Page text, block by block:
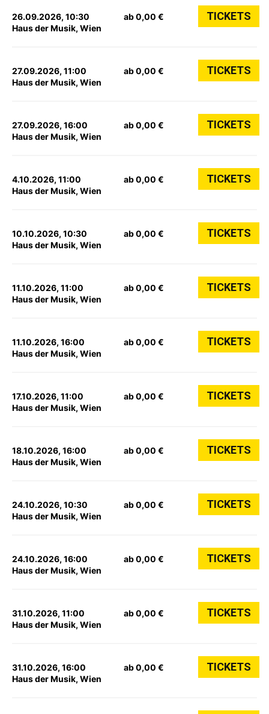
26.09.2026, 10:30
Haus der Musik, Wien
ab 0,00 € TICKETS
27.09.2026, 11:00
Haus der Musik, Wien
ab 0,00 € TICKETS
27.09.2026, 16:00
Haus der Musik, Wien
ab 0,00 € TICKETS
4.10.2026, 11:00
Haus der Musik, Wien
ab 0,00 € TICKETS
10.10.2026, 10:30
Haus der Musik, Wien
ab 0,00 € TICKETS
11.10.2026, 11:00
Haus der Musik, Wien
ab 0,00 € TICKETS
11.10.2026, 16:00
Haus der Musik, Wien
ab 0,00 € TICKETS
17.10.2026, 11:00
Haus der Musik, Wien
ab 0,00 € TICKETS
18.10.2026, 16:00
Haus der Musik, Wien
ab 0,00 € TICKETS
24.10.2026, 10:30
Haus der Musik, Wien
ab 0,00 € TICKETS
24.10.2026, 16:00
Haus der Musik, Wien
ab 0,00 € TICKETS
31.10.2026, 11:00
Haus der Musik, Wien
ab 0,00 € TICKETS
31.10.2026, 16:00
Haus der Musik, Wien
ab 0,00 € TICKETS